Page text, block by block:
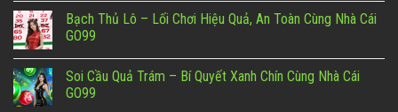
Bạch Thủ Lô – Lối Chơi Hiệu Quả, An Toàn Cùng Nhà Cái
GO99
Soi Cầu Quả Trám – Bí Quyết Xanh Chín Cùng Nhà Cái
GO99